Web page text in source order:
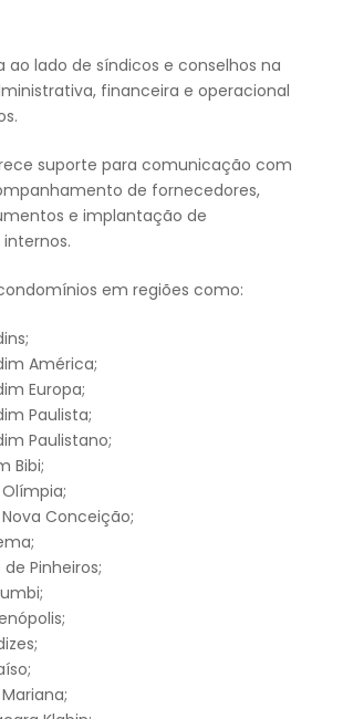
ao lado de síndicos e conselhos na
financeira e operacional
suporte para comunicação com
de fornecedores,
e implantação de
em regiões como:
América;
Europa;
Paulista;
Paulistano;
Bibi;
Conceição;
de Pinheiros;